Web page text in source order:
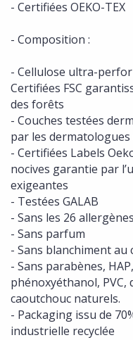
- Certifiées OEKO-TEX
- Composition :
- Cellulose ultra-
Certifiées FSC
des forêts
- Couches testées
par les dermatologues
- Certifiées Labels
nocives garantie par
exigeantes
- Testées GALAB
- Sans les 26
- Sans parfum
- Sans blanchiment
- Sans parabènes,
phénoxyéthanol,
caoutchouc naturels.
- Packaging issu de
industrielle recyclée